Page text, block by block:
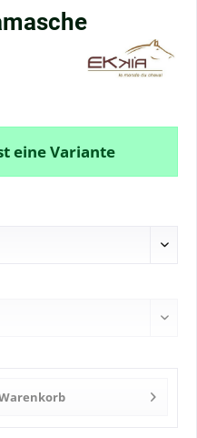
eine Variante